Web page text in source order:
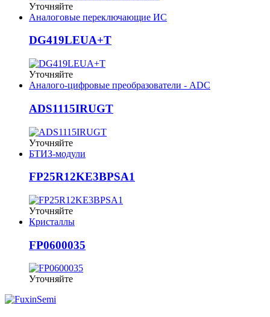
Уточняйте
Аналоговые переключающие ИС
DG419LEUA+T
Уточняйте
Аналого-цифровые преобразователи - ADC
ADS1115IRUGT
Уточняйте
БТИЗ-модули
FP25R12KE3BPSA1
Уточняйте
Кристаллы
FP0600035
Уточняйте